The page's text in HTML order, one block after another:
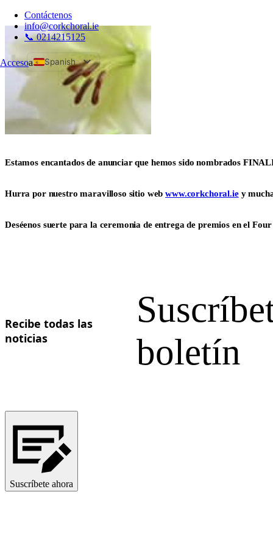
Contáctenos
info@corkchoral.ie
📞 0214215125
Accesoa
Spanish
English
Bulgarian
Danish
Greek
Estamos encantados de anunciar que hemos sido nombrados
Hurra por nuestro maravilloso sitio webwww.corkchoral.iey
Deséenos suerte para la ceremonia de entrega de premios en el
Recibe todas las
noticias
boletín
Suscríbete ahora